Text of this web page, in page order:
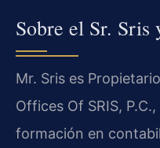
Sobre el Sr.
Mr. Sris es
Offices Of SRIS,
formación en